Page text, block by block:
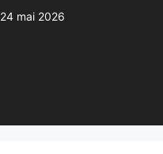
24 mai 2026